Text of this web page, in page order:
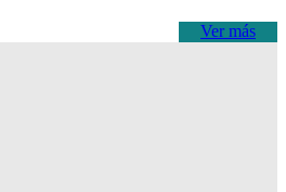
Ver más